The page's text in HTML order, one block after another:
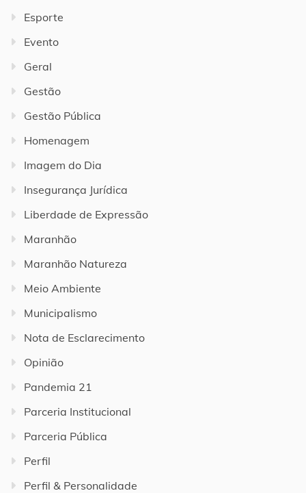
Esporte
Evento
Geral
Gestão
Gestão Pública
Homenagem
Imagem do Dia
Insegurança Jurídica
Liberdade de Expressão
Maranhão
Maranhão Natureza
Meio Ambiente
Municipalismo
Nota de Esclarecimento
Opinião
Pandemia 21
Parceria Institucional
Parceria Pública
Perfil
Perfil & Personalidade